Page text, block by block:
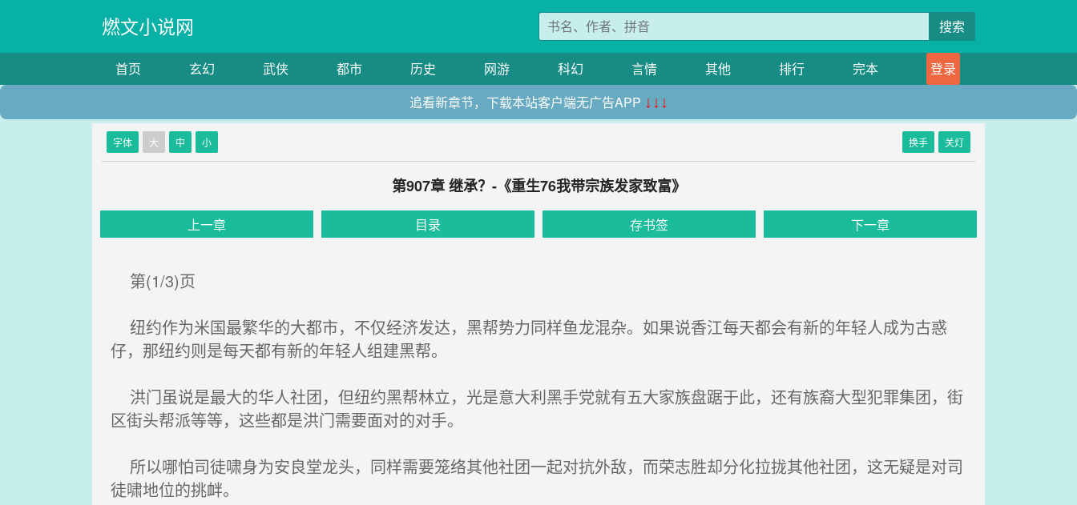
燃文小说网 搜索
首页 玄幻 武侠 都市 历史 网游 科幻 言情 其他 排行 完本
登录
追看新章节，下载本站客户端无广告APP ↓↓↓
字体 大 中 小 换手 关灯
第907章 继承？-《重生76我带宗族发家致富》
上一章 目录 存书签 下一章
第(1/3)页
纽约作为米国最繁华的大都市，不仅经济发达，黑帮势力同样鱼龙混杂。如果说香江每天都会有新的年轻人成为古惑
仔，那纽约则是每天都有新的年轻人组建黑帮。
洪门虽说是最大的华人社团，但纽约黑帮林立，光是意大利黑手党就有五大家族盘踞于此，还有族裔大型犯罪集团，街
区街头帮派等等，这些都是洪门需要面对的对手。
所以哪怕司徒啸身为安良堂龙头，同样需要笼络其他社团一起对抗外敌，而荣志胜却分化拉拢其他社团，这无疑是对司
徒啸地位的挑衅。